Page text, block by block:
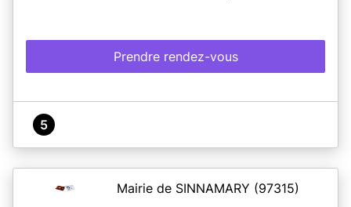
Prendre rendez-vous
5
Mairie de SINNAMARY (97315)